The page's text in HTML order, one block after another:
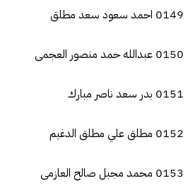
0149 احمد سعود سعد مطلق
0150 عبدالله حمد منصور العجمى
0151 بدر سعد ناصر مبارك
0152 مطلق علي مطلق الدغيم
0153 محمد مجبل صالح العازمى